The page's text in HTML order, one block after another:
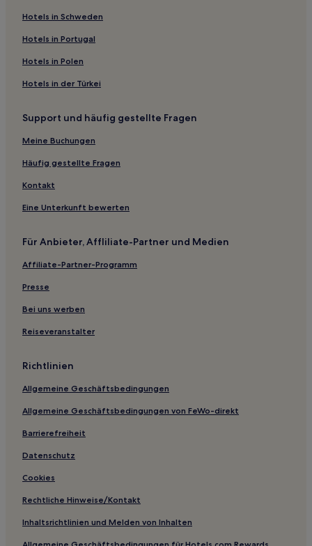
Hotels in Schweden
Hotels in Portugal
Hotels in Polen
Hotels in der Türkei
Support und häufig gestellte Fragen
Meine Buchungen
Häufig gestellte Fragen
Kontakt
Eine Unterkunft bewerten
Für Anbieter, Affliliate-Partner und Medien
Affiliate-Partner-Programm
Presse
Bei uns werben
Reiseveranstalter
Richtlinien
Allgemeine Geschäftsbedingungen
Allgemeine Geschäftsbedingungen von FeWo-direkt
Barrierefreiheit
Datenschutz
Cookies
Rechtliche Hinweise/Kontakt
Inhaltsrichtlinien und Melden von Inhalten